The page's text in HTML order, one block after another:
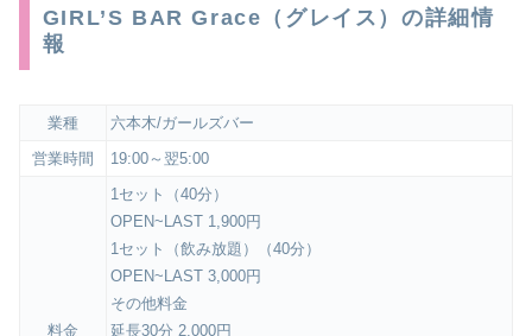
GIRL’S BAR Grace（グレイス）の詳細情
報
業種
六本木/ガールズバー
営業時間
19:00～翌5:00
料金
1セット（40分）
OPEN~LAST 1,900円
1セット（飲み放題）（40分）
OPEN~LAST 3,000円
その他料金
延長30分 2,000円